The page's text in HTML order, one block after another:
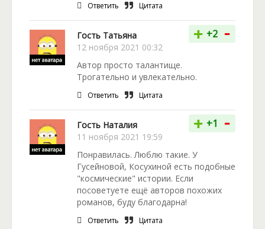
Ответить Цитата
Гость Татьяна
12 ноября 2021 00:32
+ +2 -
Автор просто талантище.
Трогательно и увлекательно.
Ответить Цитата
Гость Наталия
11 ноября 2021 19:59
+ +1 -
Понравилась. Люблю такие. У
Гусейновой, Косухиной есть подобные
"космические" истории. Если
посоветуете ещё авторов похожих
романов, буду благодарна!
Ответить Цитата